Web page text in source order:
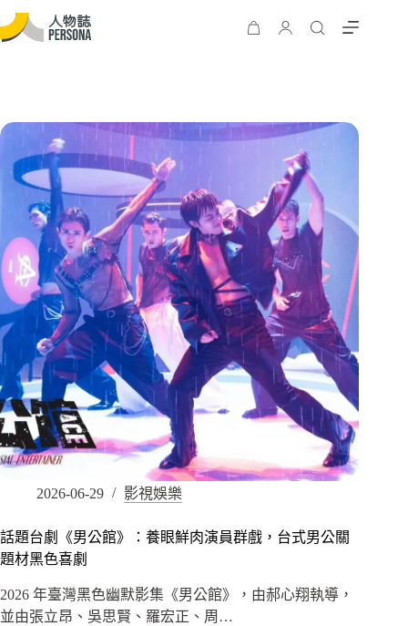
2026-06-29 影視娛樂
話題台劇《男公館》：養眼鮮肉演員群戲，台式男公關
題材黑色喜劇
2026 年臺灣黑色幽默影集《男公館》，由郝心翔執導，
並由張立昂、吳思賢、羅宏正、周…